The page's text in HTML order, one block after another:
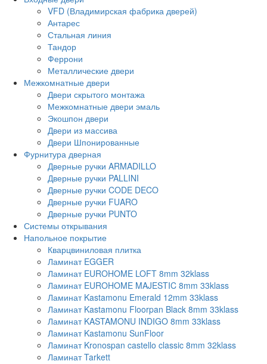
VFD (Владимирская фабрика дверей)
Антарес
Стальная линия
Тандор
Феррони
Металлические двери
Межкомнатные двери
Двери скрытого монтажа
Межкомнатные двери эмаль
Экошпон двери
Двери из массива
Двери Шпонированные
Фурнитура дверная
Дверные ручки ARMADILLO
Дверные ручки PALLINI
Дверные ручки CODE DECO
Дверные ручки FUARO
Дверные ручки PUNTO
Системы открывания
Напольное покрытие
Кварцвиниловая плитка
Ламинат EGGER
Ламинат EUROHOME LOFT 8mm 32klass
Ламинат EUROHOME MAJESTIC 8mm 33klass
Ламинат Kastamonu Emerald 12mm 33klass
Ламинат Kastamonu Floorpan Black 8mm 33klass
Ламинат KASTAMONU INDIGO 8mm 33klass
Ламинат Kastamonu SunFloor
Ламинат Kronospan castello classic 8mm 32klass
Ламинат Tarkett